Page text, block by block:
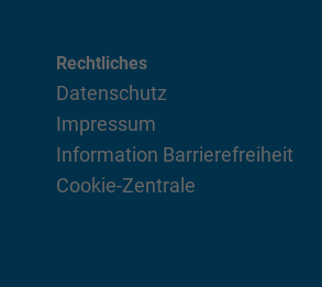
Rechtliches
Datenschutz
Impressum
Information Barrierefreiheit
Cookie-Zentrale